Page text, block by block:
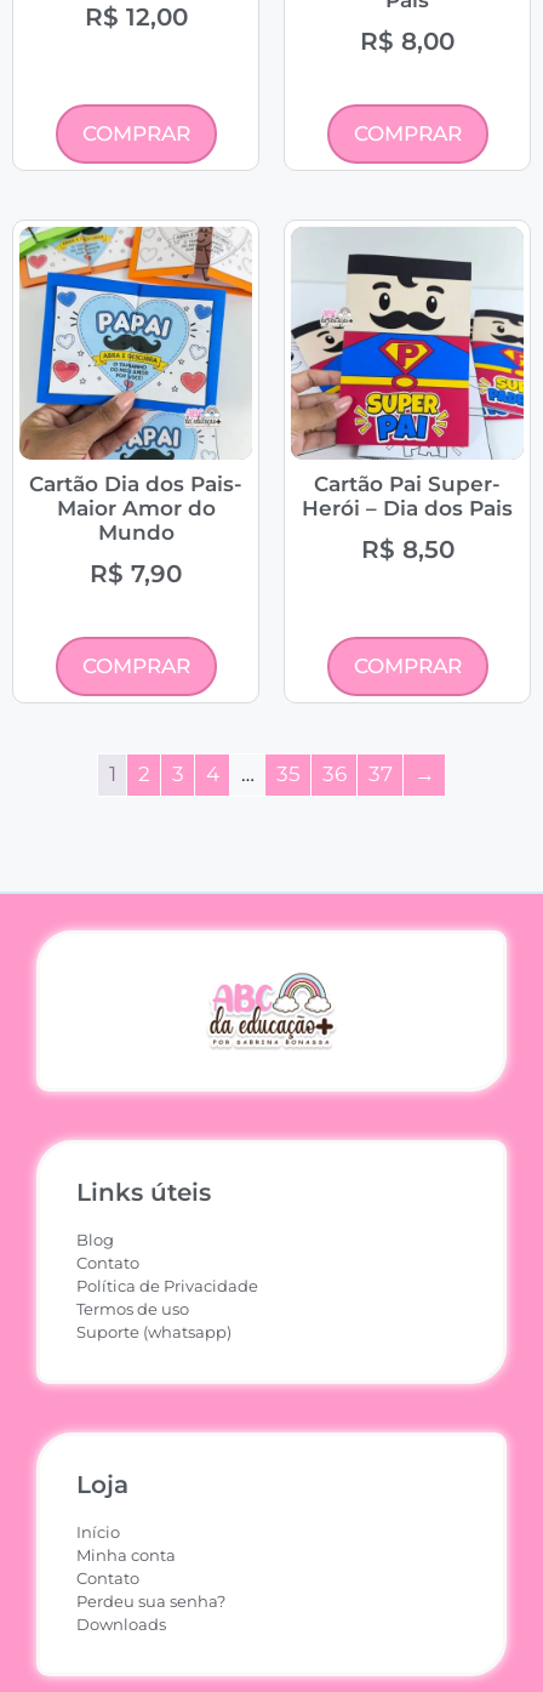
R$ 12,00
COMPRAR
R$ 8,00
COMPRAR
Cartão Dia dos Pais-
Maior Amor do
Mundo
R$ 7,90
COMPRAR
Cartão Pai Super-
Herói – Dia dos Pais
R$ 8,50
COMPRAR
1 2 3 4 … 35 36 37 →
Links úteis
Blog
Contato
Política de Privacidade
Termos de uso
Suporte (whatsapp)
Loja
Início
Minha conta
Contato
Perdeu sua senha?
Downloads